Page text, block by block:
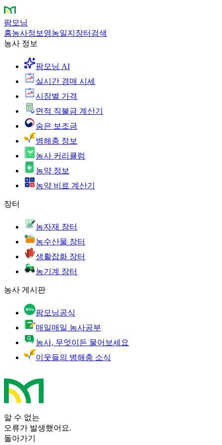
팜모닝
홈농사정보 영농일지 장터 검색
농사 정보
팜모닝 AI
실시간 경매 시세
시장별 가격
면적 직불금 계산기
숨은 보조금
병해충 정보
농사 커리큘럼
농약 정보
농약 비료 계산기
장터
농자재 장터
농수산물 장터
생활잡화 장터
농기계 장터
농사 게시판
팜모닝공식
매일매일 농사공부
농사, 무엇이든 물어보세요
이웃들의 병해충 소식
알 수 없는
오류가 발생했어요.
돌아가기